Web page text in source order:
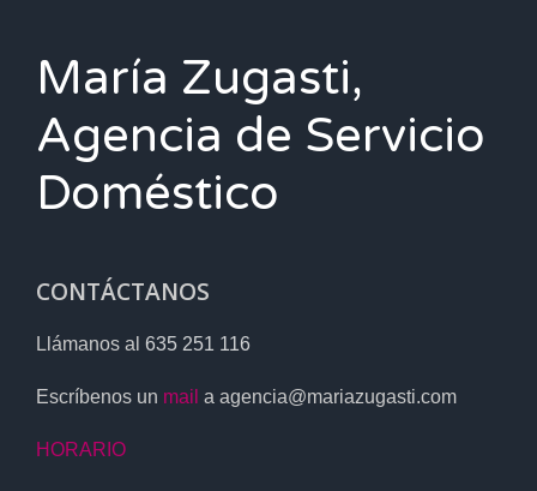
María Zugasti,
Agencia de Servicio
Doméstico
CONTÁCTANOS
Llámanos al 635 251 116
Escríbenos un mail a agencia@mariazugasti.com
HORARIO